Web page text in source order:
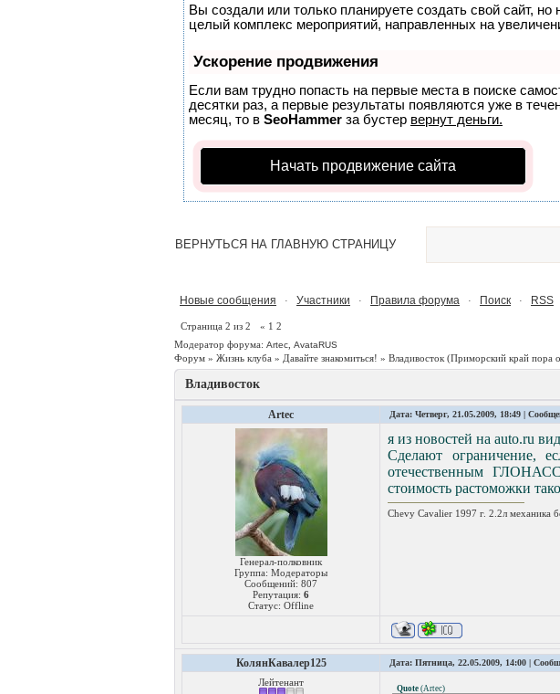
Вы создали или только планируете создать свой сайт,
целый комплекс мероприятий, направленных на
Ускорение продвижения
Если вам трудно попасть на первые места в поиске
десятки раз, а первые результаты появляются уже в
месяц, то в SeoHammer за бустер вернут деньги.
Начать продвижение сайта
ВЕРНУТЬСЯ НА ГЛАВНУЮ СТРАНИЦУ
Новые сообщения · Участники · Правила форума · Поиск · RSS
Страница 2 из 2 « 1 2
Модератор форума: Artec AvataRUS
Форум » Жизнь клуба » Давайте знакомиться! » Владивосток (Приморский край пора
Владивосток
Artec Дата: Четверг, 21.05.2009, 18:49 |
Генерал-полковник
Группа: Модераторы
Сообщений: 807
Репутация: 6
Статус: Offline
я из новостей на auto.ru
Сделают ограничение,
отечественным
стоимость растоможки
Chevy Cavalier 1997 г. 2.2л механика
КолянКавалер125 Дата: Пятница, 22.05.2009, 14:00 |
Лейтенант
Quote (Artec)